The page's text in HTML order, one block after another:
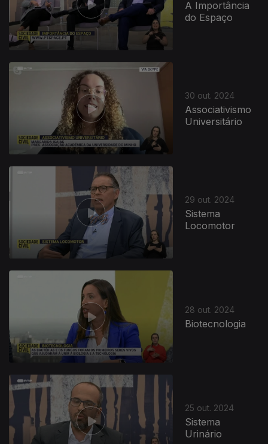
A Importância
do Espaço
30 out. 2024
Associativismo
Universitário
29 out. 2024
Sistema
Locomotor
28 out. 2024
Biotecnologia
25 out. 2024
Sistema
Urinário